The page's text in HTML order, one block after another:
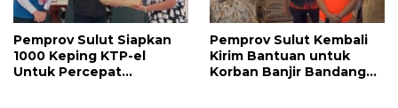
Pemprov Sulut Siapkan
1000 Keping KTP-el
Untuk Percepat
Pemprov Sulut Kembali
Kirim Bantuan untuk
Korban Banjir Bandang